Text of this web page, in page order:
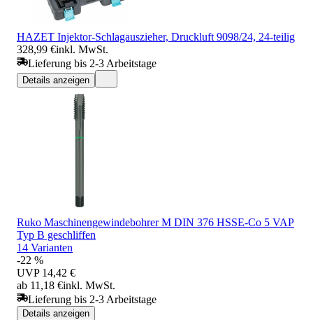
HAZET Injektor-Schlagauszieher, Druckluft 9098/24, 24-teilig
328,99 €inkl. MwSt.
Lieferung bis 2-3 Arbeitstage
Details anzeigen
Ruko Maschinengewindebohrer M DIN 376 HSSE-Co 5 VAP
Typ B geschliffen
14 Varianten
-22 %
UVP 14,42 €
ab 11,18 €inkl. MwSt.
Lieferung bis 2-3 Arbeitstage
Details anzeigen